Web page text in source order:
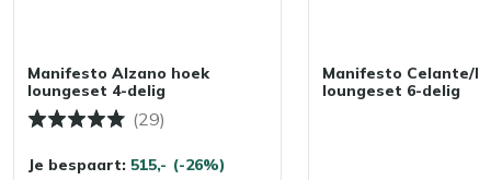
Manifesto Alzano hoek
loungeset 4-delig
(29)
Je bespaart: 515,- (-26%)
Manifesto Celante/
loungeset 6-delig